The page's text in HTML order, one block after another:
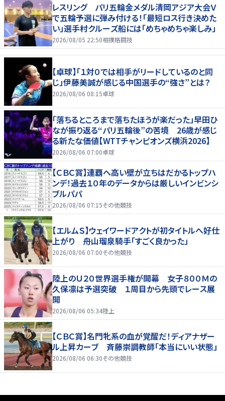
レスリング パリ五輪金メダル清岡アジア大会Ｖ
で五輪予選に弾み付ける！「最短ロス行き決めた
い」選手村クルーズ船には「めちゃめちゃ楽しみ」
2026/08/05 22:50相撲格闘技
【卓球】「１対０では相手がリードしているのと同
じ」伊藤美誠が感じる中国選手の“強さ”とは？
2026/08/06 08:15卓球
「落ちるところまで落ちたほうが楽だった」早田ひ
なが振り返る“パリ五輪後”の苦境 26歳が感じ
る新たな価値【WTTチャンピオンズ横浜2026】
2026/08/06 07:00卓球
【ＣＢＣ賞】連覇へ高い壁が立ちはだかるトップハ
ンデ！過去１０年のデータからは厳しいインビンシ
ブルパパ
2026/08/06 07:15その他競技
【エルムＳ】ウェイワードアクトが初タイトルへ好仕
上がり 舟山瑠泉騎手「すごく良かった」
2026/08/06 07:00その他競技
陸上のＵ２０世界選手権が開幕 女子８００Ｍの
久保凛は予選突破 １周目から先頭でレース展
開
2026/08/06 05:34陸上
【ＣＢＣ賞】名門牝系の血が覚醒だ！ディアナザー
ル上昇カーブ 斉藤崇調教師「本当にいい状態」
2026/08/06 06:30その他競技